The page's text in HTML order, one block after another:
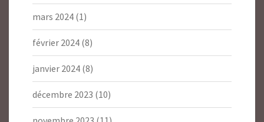
mars 2024 (1)
février 2024 (8)
janvier 2024 (8)
décembre 2023 (10)